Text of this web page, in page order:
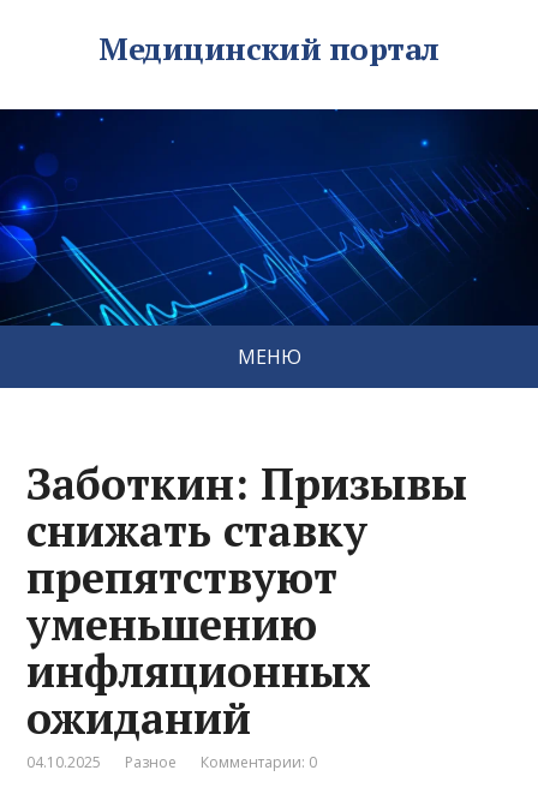
Медицинский портал
МЕНЮ
Заботкин: Призывы
снижать ставку
препятствуют
уменьшению
инфляционных
ожиданий
04.10.2025 Разное Комментарии: 0